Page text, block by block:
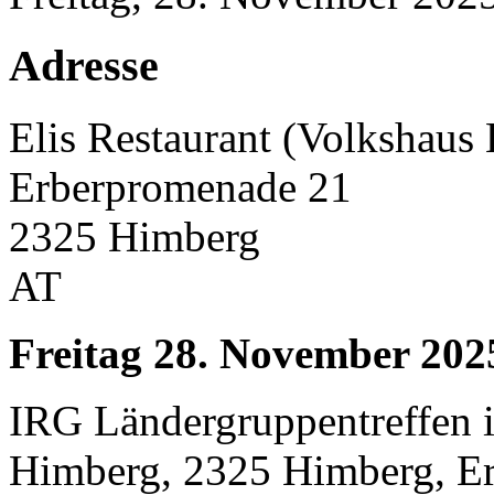
Adresse
Elis Restaurant (Volkshaus
Erberpromenade 21
2325 Himberg
AT
Freitag 28. November
IRG Ländergruppentreffen
Himberg, 2325 Himberg,